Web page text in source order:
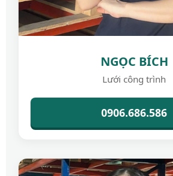
NGỌC BÍCH
Lưới công trình
0906.686.586